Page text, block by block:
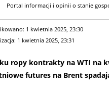
Portal informacji i opinii o stanie
1 kwietnia 2025, 23:30
1 kwietnia 2025, 23:31
ropy kontrakty na WTI na
futures na Brent